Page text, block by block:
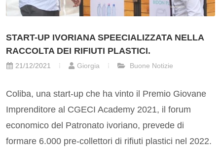
START-UP IVORIANA SPEECIALIZZATA NELLA
RACCOLTA DEI RIFIUTI PLASTICI.
21/12/2021 Giorgia Buone Notizie
Coliba, una start-up che ha vinto il Premio Giovane
Imprenditore al CGECI Academy 2021, il forum
economico del Patronato ivoriano, prevede di
formare 6.000 pre-collettori di rifiuti plastici nel 2022.